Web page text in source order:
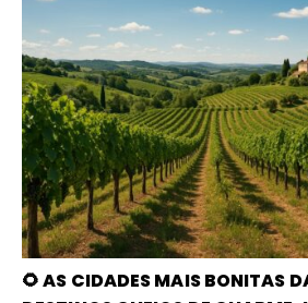
🌻 AS CIDADES MAIS BONITAS